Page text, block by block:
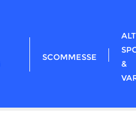
SCOMMESSE
&